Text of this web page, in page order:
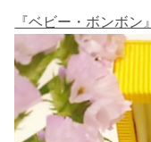
『ベビー・ボンボン』